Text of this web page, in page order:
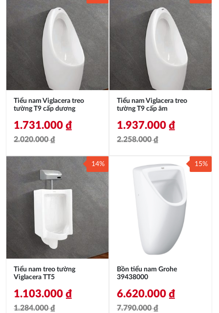
Tiểu nam Viglacera treo
tường T9 cấp dương
2.020.000₫
gốc
là:
2.020.000 ₫.
1.731.000 ₫
hiện
tại
là:
1.731.000 ₫.
Tiểu nam Viglacera treo
tường T9 cấp âm
2.258.000₫
gốc
2.258.000 ₫.
1.937.000 ₫
hiện
1.937.000 ₫.
Tiểu nam treo tường
Viglacera TT5
1.284.000₫
1.103.000 ₫
14%
Bồn tiểu nam Grohe
39438000
7.790.000₫
6.620.000 ₫
15%